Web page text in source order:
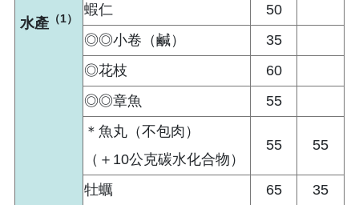
水產 （1）
蝦仁
50
◎◎小卷（鹹）
35
◎花枝
60
◎◎章魚
55
＊魚丸（不包肉）
（＋10公克碳水化合物）
55 55
牡蠣 65 35